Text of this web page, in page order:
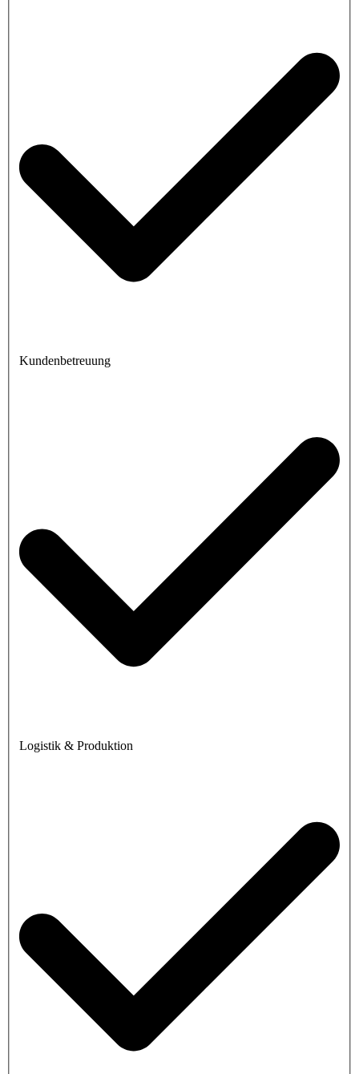
Kundenbetreuung
Logistik & Produktion